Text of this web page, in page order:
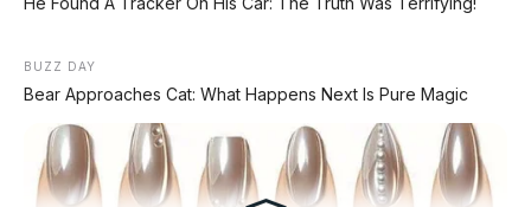
Redaksi
Kontak Kami
Kebijakan Privasi
Pasang Iklan
BUZZ DAY
Bear Approaches Cat: What Happens Next Is Pure Magic